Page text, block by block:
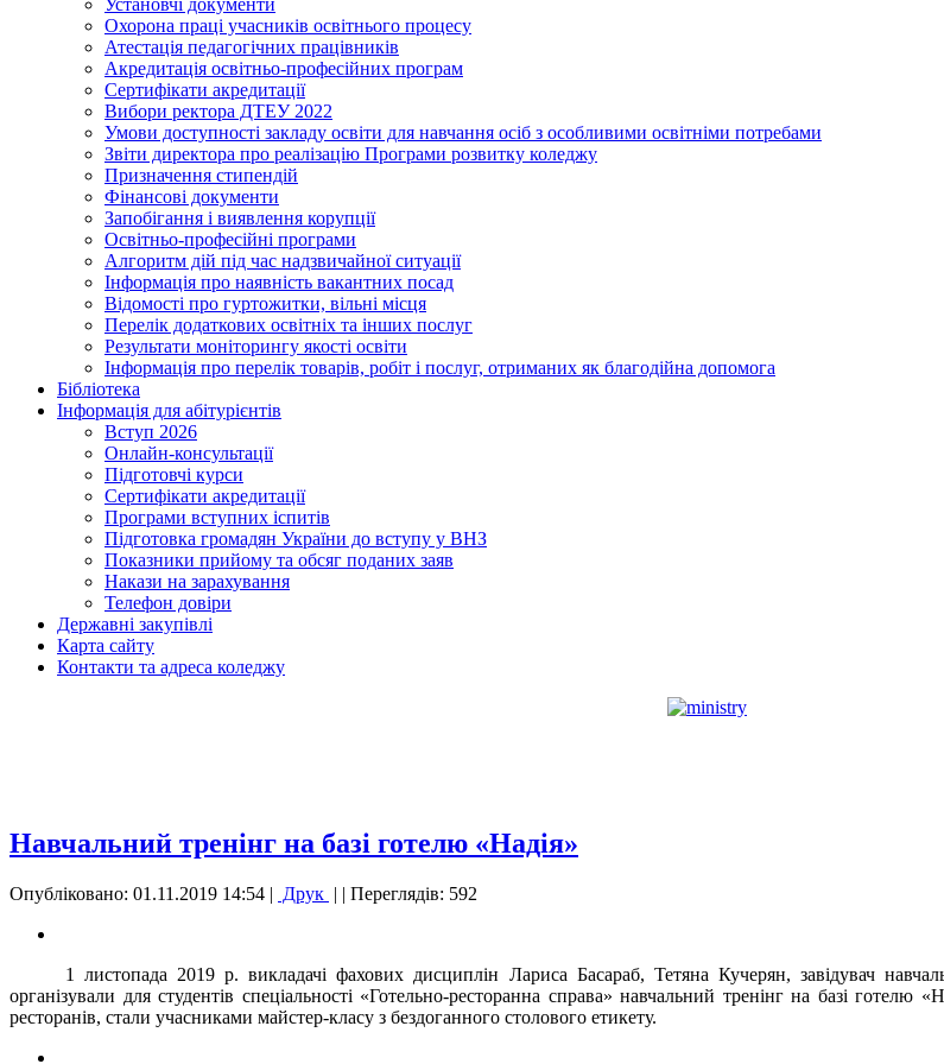
Установчі документи
Охорона праці учасників освітнього процесу
Атестація педагогічних працівників
Акредитація освітньо-професійних програм
Сертифікати акредитації
Вибори ректора ДТЕУ 2022
Умови доступності закладу освіти для навчання осіб з особливими освітніми потребами
Звіти директора про реалізацію Програми розвитку коледжу
Призначення стипендій
Фінансові документи
Запобігання і виявлення корупції
Освітньо-професійні програми
Алгоритм дій під час надзвичайної ситуації
Інформація про наявність вакантних посад
Відомості про гуртожитки, вільні місця
Перелік додаткових освітніх та інших послуг
Результати моніторингу якості освіти
Інформація про перелік товарів, робіт і послуг, отриманих як благодійна допомога
Бібліотека
Інформація для абітурієнтів
Вступ 2026
Онлайн-консультації
Підготовчі курси
Сертифікати акредитації
Програми вступних іспитів
Підготовка громадян України до вступу у ВНЗ
Показники прийому та обсяг поданих заяв
Накази на зарахування
Телефон довіри
Державні закупівлі
Карта сайту
Контакти та адреса коледжу
Навчальний тренінг на базі готелю «Надія»
Опубліковано: 01.11.2019 14:54 | Друк | | Переглядів: 592
1 листопада 2019 р. викладачі фахових дисциплін Лариса Басараб, Тетяна Кучерян, завідувач
організували для студентів спеціальності «Готельно-ресторанна справа» навчальний тренінг на базі
ресторанів, стали учасниками майcтер-класу з бездоганного столового етикету.